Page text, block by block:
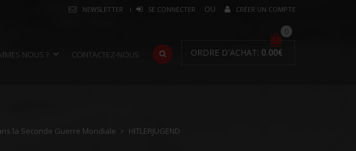
NEWSLETTER SE CONNECTER CRÉER UN COMPTE
NOUS ? CONTACTEZ-NOUS
0
ORDRE D'ACHAT: 0.00€
la Seconde Guerre Mondiale HITLERJUGEND